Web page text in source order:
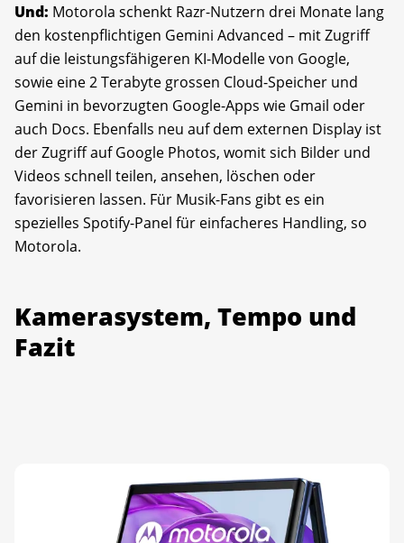
Und: Motorola schenkt Razr-Nutzern drei Monate lang
den kostenpflichtigen Gemini Advanced – mit Zugriff
auf die leistungsfähigeren KI-Modelle von Google,
sowie eine 2 Terabyte grossen Cloud-Speicher und
Gemini in bevorzugten Google-Apps wie Gmail oder
auch Docs. Ebenfalls neu auf dem externen Display ist
der Zugriff auf Google Photos, womit sich Bilder und
Videos schnell teilen, ansehen, löschen oder
favorisieren lassen. Für Musik-Fans gibt es ein
spezielles Spotify-Panel für einfacheres Handling, so
Motorola.
Kamerasystem, Tempo und
Fazit